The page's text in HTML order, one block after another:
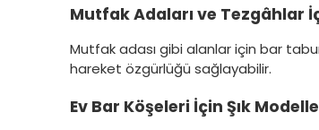
Mutfak Adaları ve Tezgâhlar
Mutfak adası gibi alanlar için bar
hareket özgürlüğü sağlayabilir.
Ev Bar Köşeleri İçin Şık